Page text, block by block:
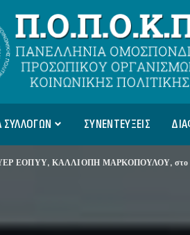
ΣΥΛΛΟΓΩΝ ΣΥΝΕΝΤΕΥΞΕΙΣ
ΕΟΠΥΥ, ΚΑΛΛΙΟΠΗ ΜΑΡΚΟΠΟΥΛΟΥ, στο KONTRA